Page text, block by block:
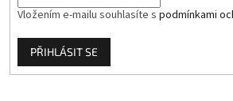
Vložením e-mailu souhlasíte s podmínkami
PŘIHLÁSIT SE